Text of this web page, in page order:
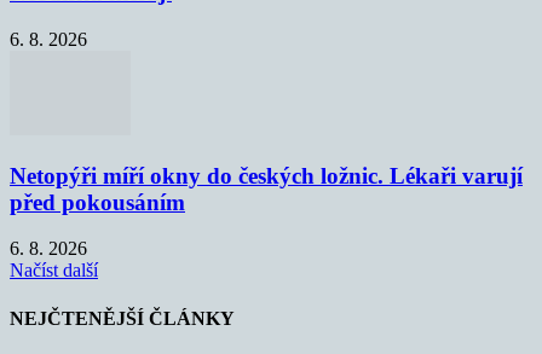
6. 8. 2026
Netopýři míří okny do českých ložnic. Lékaři varují
před pokousáním
6. 8. 2026
Načíst další
NEJČTENĚJŠÍ ČLÁNKY